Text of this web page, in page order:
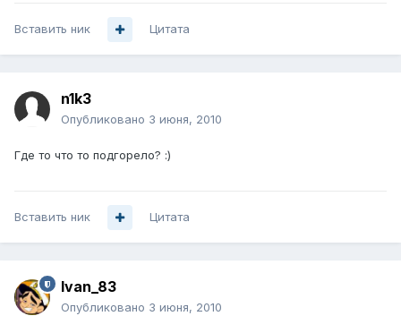
Вставить ник Цитата
n1k3
Опубликовано 3 июня, 2010
Где то что то подгорело? :)
Вставить ник Цитата
Ivan_83
Опубликовано 3 июня, 2010